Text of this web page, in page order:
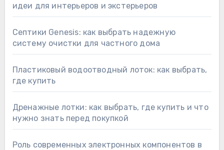
идеи для интерьеров и экстерьеров
Септики Genesis: как выбрать надежную
систему очистки для частного дома
Пластиковый водоотводный лоток: как выбрать,
где купить
Дренажные лотки: как выбрать, где купить и что
нужно знать перед покупкой
Роль современных электронных компонентов в